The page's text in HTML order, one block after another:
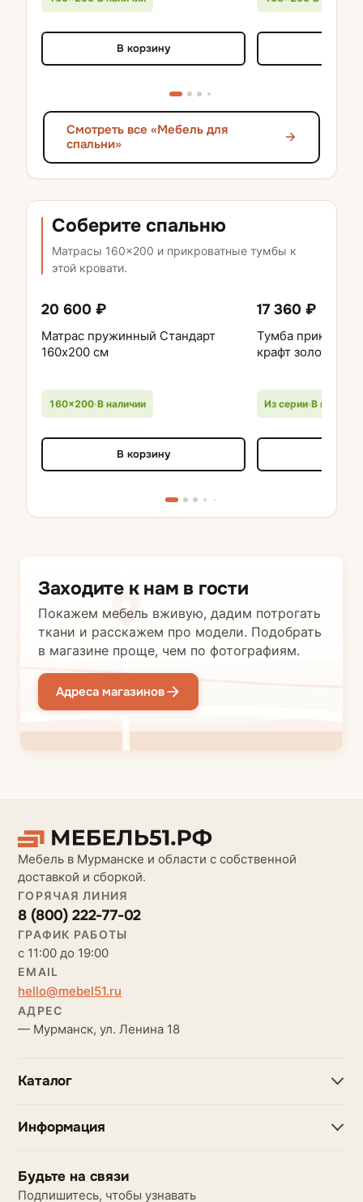
В корзину
Смотреть все «Мебель для
спальни»
Соберите спальню
Матрасы 160×200 и прикроватные тумбы к
этой кровати.
20 600 ₽
Матрас пружинный Стандарт
160х200 см
160×200·В наличии
В корзину
17 360 ₽
Тумба
крафт золотой,
Из серии·В наличии
Заходите к нам в гости
Покажем мебель вживую, дадим потрогать
ткани и расскажем про модели. Подобрать
в магазине проще, чем по фотографиям.
Адреса магазинов
Мебель в Мурманске и области с собственной
доставкой и сборкой.
ГОРЯЧАЯ ЛИНИЯ
8 (800) 222-77-02
ГРАФИК РАБОТЫ
с 11:00 до 19:00
EMAIL
hello@mebel51.ru
АДРЕС
— Мурманск, ул. Ленина 18
Каталог
Информация
Будьте на связи
Подпишитесь, чтобы узнавать